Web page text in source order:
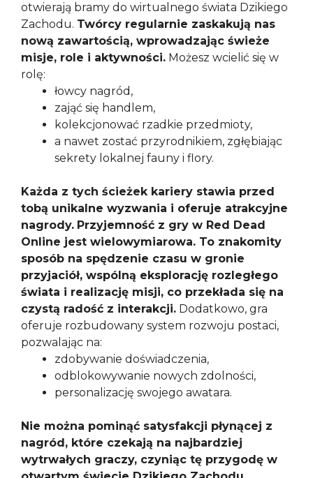
otwierają bramy do wirtualnego świata Dzikiego
Zachodu. Twórcy regularnie zaskakują nas
nową zawartością, wprowadzając świeże
misje, role i aktywności. Możesz wcielić się w
rolę:
łowcy nagród,
zająć się handlem,
kolekcjonować rzadkie przedmioty,
a nawet zostać przyrodnikiem, zgłębiając
sekrety lokalnej fauny i flory.
Każda z tych ścieżek kariery stawia przed
tobą unikalne wyzwania i oferuje atrakcyjne
nagrody. Przyjemność z gry w Red Dead
Online jest wielowymiarowa. To znakomity
sposób na spędzenie czasu w gronie
przyjaciół, wspólną eksplorację rozległego
świata i realizację misji, co przekłada się na
czystą radość z interakcji. Dodatkowo, gra
oferuje rozbudowany system rozwoju postaci,
pozwalając na:
zdobywanie doświadczenia,
odblokowywanie nowych zdolności,
personalizację swojego awatara.
Nie można pominąć satysfakcji płynącej z
nagród, które czekają na najbardziej
wytrwałych graczy, czyniąc tę przygodę w